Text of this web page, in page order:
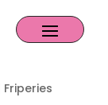
Friperies